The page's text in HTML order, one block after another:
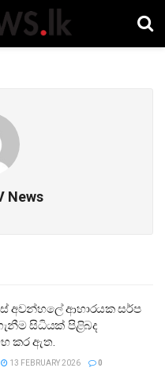
News
අවන්හලේ ආහාරයක සර්ප
සිධියක් පිළිබද
කර ඇත.
13 FEBRUARY 2026 0